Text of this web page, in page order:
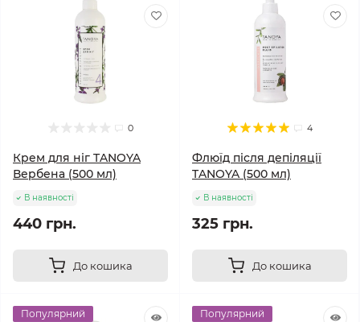
0
Крем для ніг TANOYA
Вербена (500 мл)
В наявності
440 грн.
До кошика
4
Флюїд після депіляції
TANOYA (500 мл)
В наявності
325 грн.
До кошика
Популярний Популярний